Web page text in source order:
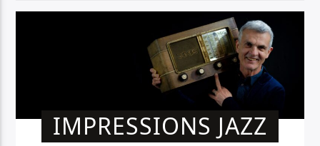
IMPRESSIONS JAZZ